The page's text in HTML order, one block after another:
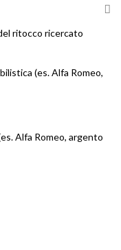
ritocco ricercato
(es. Alfa Romeo,
Alfa Romeo, argento